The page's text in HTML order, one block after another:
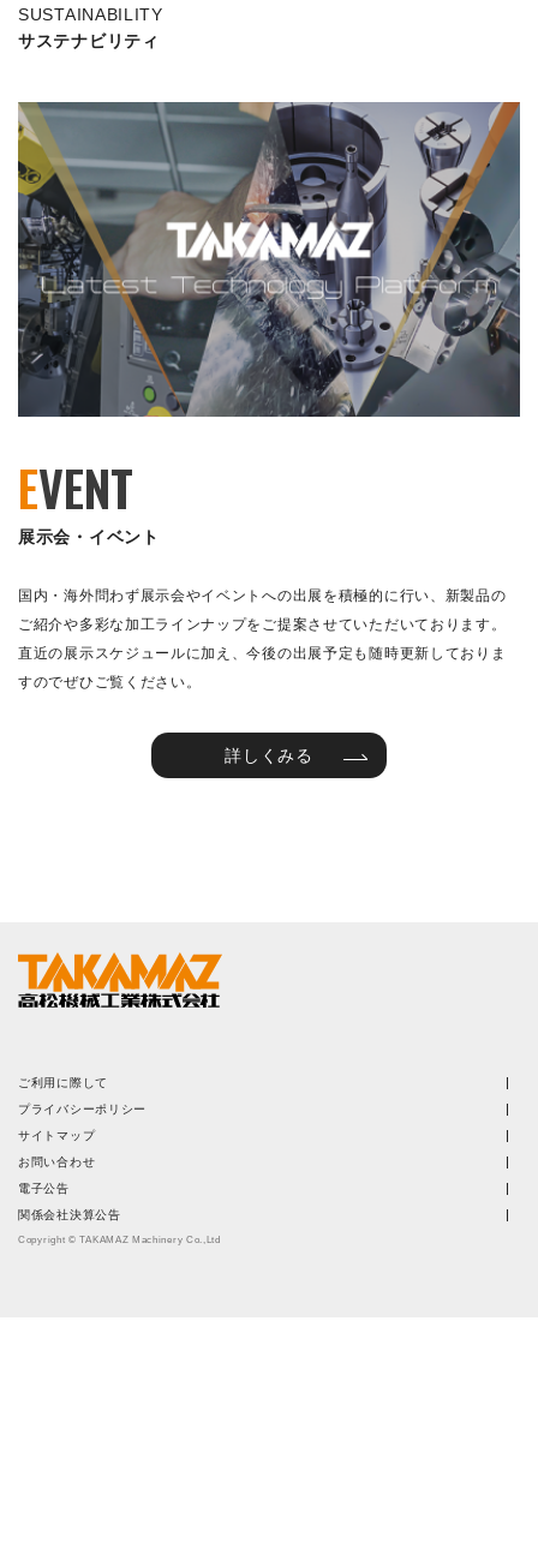
SUSTAINABILITY
サステナビリティ
EVENT
展示会・イベント
国内・海外問わず展示会やイベントへの出展を積極的に行い、新製品の
ご紹介や多彩な加工ラインナップをご提案させていただいております。
直近の展示スケジュールに加え、今後の出展予定も随時更新しておりま
すのでぜひご覧ください。
詳しくみる
ご利用に際して
プライバシーポリシー
サイトマップ
お問い合わせ
電子公告
関係会社決算公告
Copyright © TAKAMAZ Machinery Co.,Ltd